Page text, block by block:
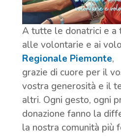
A tutte le donatrici e a
alle volontarie e ai
Regionale Piemonte,
grazie di cuore per il
vostra generosità e il
altri. Ogni gesto, ogni
donazione fanno la
la nostra comunità più